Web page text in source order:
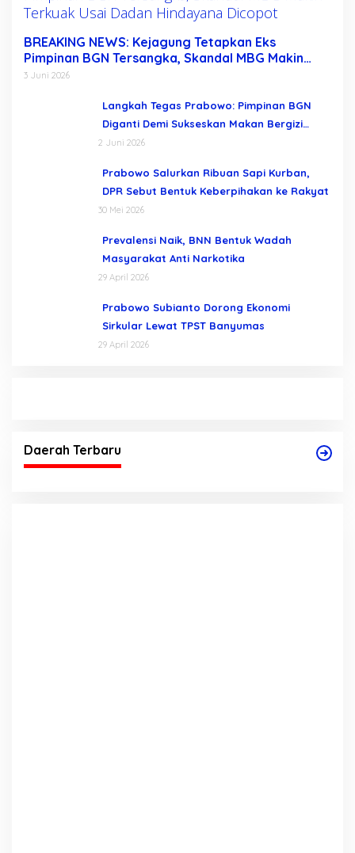
BREAKING NEWS: Kejagung Tetapkan Eks
Pimpinan BGN Tersangka, Skandal MBG Makin
Terkuak Usai Dadan Hindayana Dicopot
3 Juni 2026
Langkah Tegas Prabowo: Pimpinan BGN
Diganti Demi Sukseskan Makan Bergizi
Gratis
2 Juni 2026
Prabowo Salurkan Ribuan Sapi Kurban,
DPR Sebut Bentuk Keberpihakan ke Rakyat
30 Mei 2026
Prevalensi Naik, BNN Bentuk Wadah
Masyarakat Anti Narkotika
29 April 2026
Prabowo Subianto Dorong Ekonomi
Sirkular Lewat TPST Banyumas
29 April 2026
Daerah Terbaru